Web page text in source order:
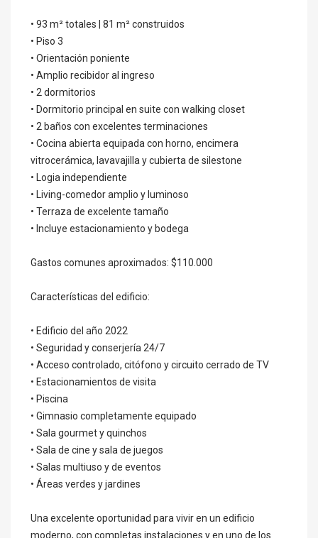
• 93 m² totales | 81 m² construidos
• Piso 3
• Orientación poniente
• Amplio recibidor al ingreso
• 2 dormitorios
• Dormitorio principal en suite con walking closet
• 2 baños con excelentes terminaciones
• Cocina abierta equipada con horno, encimera
vitrocerámica, lavavajilla y cubierta de silestone
• Logia independiente
• Living-comedor amplio y luminoso
• Terraza de excelente tamaño
• Incluye estacionamiento y bodega
Gastos comunes aproximados: $110.000
Características del edificio:
• Edificio del año 2022
• Seguridad y conserjería 24/7
• Acceso controlado, citófono y circuito cerrado de TV
• Estacionamientos de visita
• Piscina
• Gimnasio completamente equipado
• Sala gourmet y quinchos
• Sala de cine y sala de juegos
• Salas multiuso y de eventos
• Áreas verdes y jardines
Una excelente oportunidad para vivir en un edificio
moderno, con completas instalaciones y en uno de los